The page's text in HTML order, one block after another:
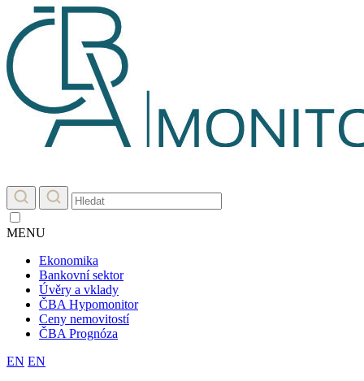
MENU
Ekonomika
Bankovní sektor
Úvěry a vklady
ČBA Hypomonitor
Ceny nemovitostí
ČBA Prognóza
EN EN